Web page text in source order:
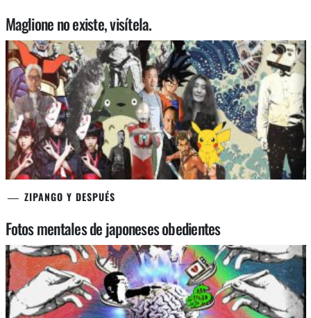
Maglione no existe, visítela.
ZIPANGO Y DESPUÉS
Fotos mentales de japoneses obedientes